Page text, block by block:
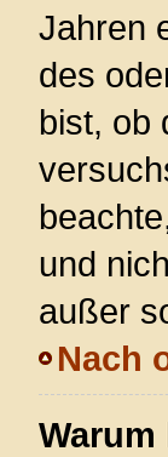
Jahren
des
bist, ob
und
außer
Nach